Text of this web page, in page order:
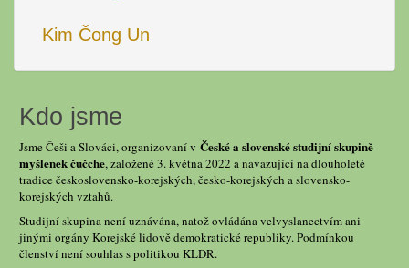
Kim Čong Un
Kdo jsme
Jsme Češi a Slováci, organizovaní v České a slovenské studijní skupině
myšlenek čučche, založené 3. května 2022 a navazující na dlouholeté
tradice československo-korejských, česko-korejských a slovensko-
korejských vztahů.
Studijní skupina není uznávána, natož ovládána velvyslanectvím ani
jinými orgány Korejské lidově demokratické republiky. Podmínkou
členství není souhlas s politikou KLDR.